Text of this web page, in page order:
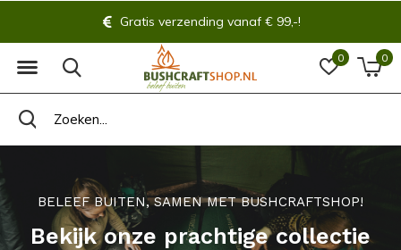
0 0
Gratis verzending vanaf € 99,-!
BELEEF BUITEN, SAMEN MET BUSHCRAFTSHOP!
Bekijk onze prachtige collectie